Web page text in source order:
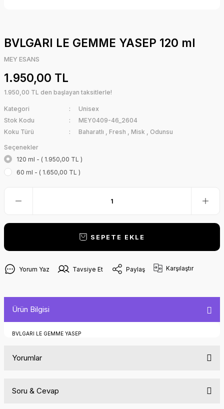
BVLGARI LE GEMME YASEP 120 ml
MEY ESANS
1.950,00 TL
1.950,00 TL den başlayan taksitlerle!
Kategori
Unisex
Stok Kodu
MEY0409-46_2604
Koku Türü
Baharatlı , Fresh , Misk , Odunsu
Seçenekler
120 ml - ( 1.950,00 TL )
60 ml - ( 1.650,00 TL )
SEPETE EKLE
Yorum Yaz Tavsiye Et Paylaş Karşılaştır
Ürün Bilgisi
BVLGARI LE GEMME YASEP
Yorumlar
Soru & Cevap